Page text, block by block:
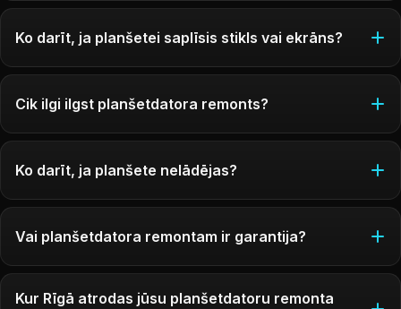
Ko darīt, ja planšetei saplīsis stikls vai ekrāns?
Cik ilgi ilgst planšetdatora remonts?
Ko darīt, ja planšete nelādējas?
Vai planšetdatora remontam ir garantija?
Kur Rīgā atrodas jūsu planšetdatoru remonta